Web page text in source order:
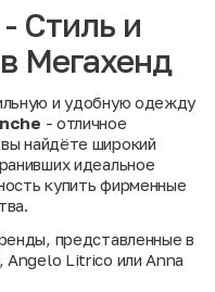
Стиль и
Мегахенд
и удобную одежду
- отличное
вы найдёте широкий
идеальное
купить фирменные
представленные в
, Angelo Litrico или Anna